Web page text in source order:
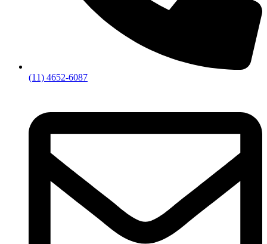
(11) 4652-6087